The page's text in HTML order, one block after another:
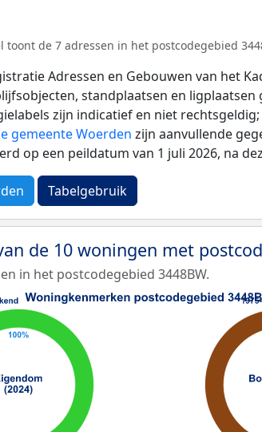
toont de 7 adressen in het postcodegebied
Adressen en Gebouwen van het
standplaatsen en
zijn indicatief en niet
gemeente Woerden zijn aanvullende
op een peildatum van 1 juli 2026, na
Tabelgebruik
de 10 woningen met
in het postcodegebied 3448BW.